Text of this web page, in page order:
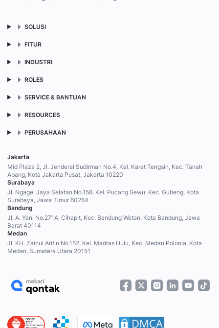
SOLUSI
FITUR
INDUSTRI
ROLES
SERVICE & BANTUAN
RESOURCES
PERUSAHAAN
Jakarta
Mid Plaza 2, Jl. Jenderal Sudirman No.4, Kel. Karet Tengsin, Kec. Tanah
Abang, Kota Jakarta Pusat, Jakarta 10220
Surabaya
Jl. Ngagel Jaya Selatan No.158, Kel. Pucang Sewu, Kec. Gubeng, Kota
Surabaya, Jawa Timur 60284
Bandung
Jl. A. Yani No.271A, Cihapit, Kec. Bandung Wetan, Kota Bandung, Jawa
Barat 40114
Medan
Jl. KH. Zainul Arifin No.152, Kel. Madras Hulu, Kec. Medan Polonia, Kota
Medan, Sumatera Utara 20151